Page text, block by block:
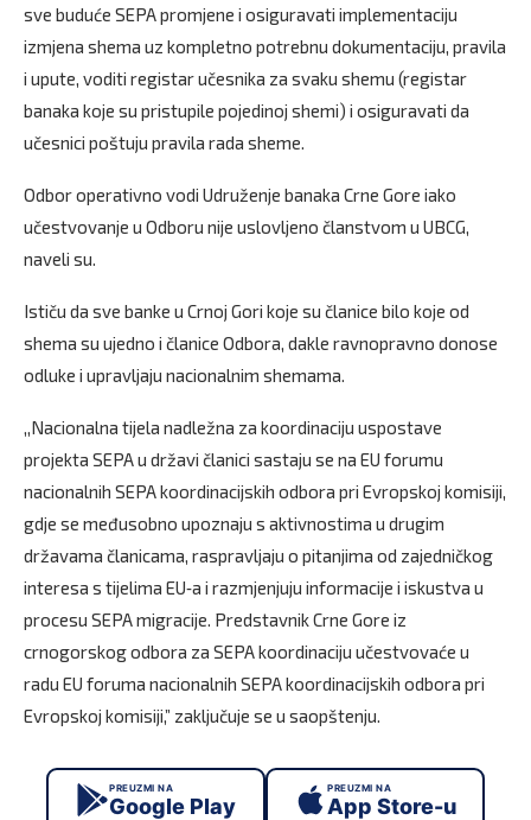
sve buduće SEPA promjene i osiguravati implementaciju
izmjena shema uz kompletno potrebnu dokumentaciju, pravila
i upute, voditi registar učesnika za svaku shemu (registar
banaka koje su pristupile pojedinoj shemi) i osiguravati da
učesnici poštuju pravila rada sheme.
Odbor operativno vodi Udruženje banaka Crne Gore iako
učestvovanje u Odboru nije uslovljeno članstvom u UBCG,
naveli su.
Ističu da sve banke u Crnoj Gori koje su članice bilo koje od
shema su ujedno i članice Odbora, dakle ravnopravno donose
odluke i upravljaju nacionalnim shemama.
,,Nacionalna tijela nadležna za koordinaciju uspostave
projekta SEPA u državi članici sastaju se na EU forumu
nacionalnih SEPA koordinacijskih odbora pri Evropskoj komisiji,
gdje se međusobno upoznaju s aktivnostima u drugim
državama članicama, raspravljaju o pitanjima od zajedničkog
interesa s tijelima EU‐a i razmjenjuju informacije i iskustva u
procesu SEPA migracije. Predstavnik Crne Gore iz
crnogorskog odbora za SEPA koordinaciju učestvovaće u
radu EU foruma nacionalnih SEPA koordinacijskih odbora pri
Evropskoj komisiji,” zaključuje se u saopštenju.
PREUZMI NA
Google Play
PREUZMI NA
App Store-u